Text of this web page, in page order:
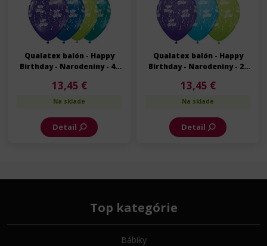
Qualatex balón - Happy
Birthday - Narodeniny - 40
13,45 €
Na sklade
Detail
Qualatex balón - Happy
Birthday - Narodeniny - 28
13,45 €
Na sklade
Detail
Top kategórie
Bábiky